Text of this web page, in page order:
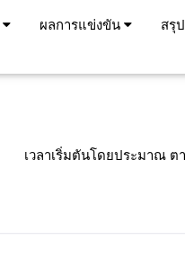
ผลการแข่งขัน สรุ
เวลาเริ่มตันโดยประมาณ ต